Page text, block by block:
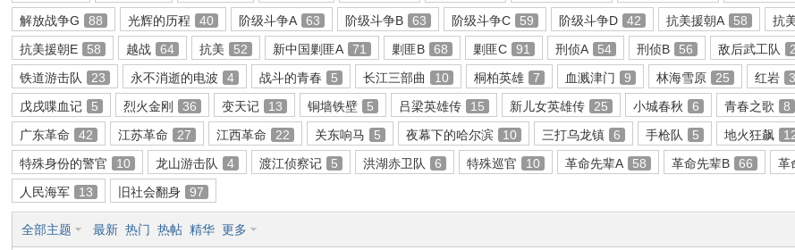
环
解放战争G
88 光辉的历程 40 阶级斗争A 63 阶级斗争B 63 阶级斗争C 59 阶级斗争D 42 抗美援朝A 58 抗
抗美援朝E
58 越战 64 抗美 52 新中国剿匪A 71 剿匪B 68 剿匪C 91 刑侦A 54 刑侦B 56 敌后武工队
铁道游击队
23 永不消逝的电波 4 战斗的青春 5 长江三部曲 10 桐柏英雄 7 血溅津门 9 林海雪原 25 红岩
戊戌喋血记
5 烈火金刚 36 变天记 13 铜墙铁壁 5 吕梁英雄传 15 新儿女英雄传 25 小城春秋 6 青春之歌 8
广东革命
42 江苏革命 27 江西革命 22 关东响马 5 夜幕下的哈尔滨 10 三打乌龙镇 6 手枪队 5 地火狂飙
特殊身份的警官
10 龙山游击队 4 渡江侦察记 5 洪湖赤卫队 6 特殊巡官 10 革命先辈A 58 革命先辈B 66 革
人民海军
13 旧社会翻身 97
全部主题 最新 热门 热帖 精华 更多